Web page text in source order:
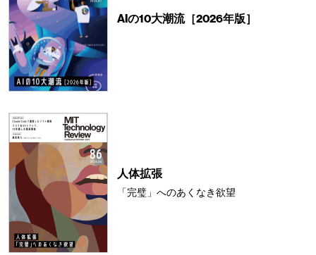
AIの10大潮流［2026年版］
人体拡張
「完璧」へのあくなき欲望